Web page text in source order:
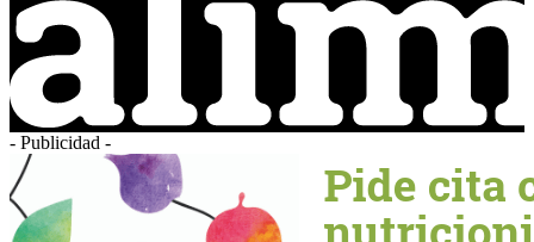
- Publicidad -